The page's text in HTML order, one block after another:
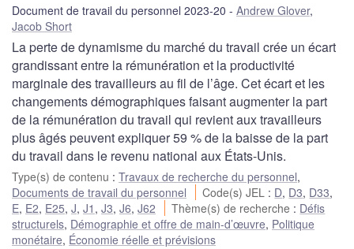
Document de travail du personnel 2023-20 Andrew Glover,
Jacob Short
La perte de dynamisme du marché du travail crée un écart
grandissant entre la rémunération et la productivité
marginale des travailleurs au fil de l’âge. Cet écart et les
changements démographiques faisant augmenter la part
de la rémunération du travail qui revient aux travailleurs
plus âgés peuvent expliquer 59 % de la baisse de la part
du travail dans le revenu national aux États-Unis.
Type(s) de contenu : Travaux de recherche du personnel,
Documents de travail du personnel
Code(s) JEL : D, D3, D33,
E, E2, E25, J, J1 , J3, J6, J62 Thème(s) de recherche : Défis
structurels, Démographie et offre de main-d’œuvre, Politique
monétaire, Économie réelle et prévisions